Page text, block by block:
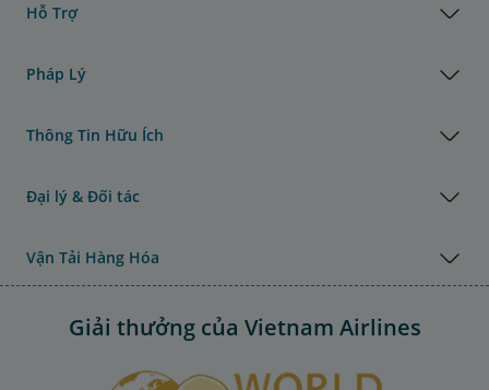
Hỗ Trợ
Pháp Lý
Thông Tin Hữu Ích
Đại lý & Đối tác
Vận Tải Hàng Hóa
Giải thưởng của Vietnam Airlines